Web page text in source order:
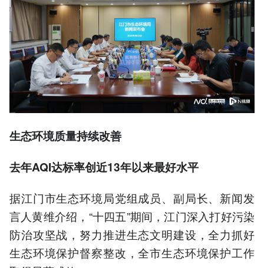
生态环境质量持续改善
去年AQI达标率创近13年以来最好水平
据江门市生态环境局党组成员、副局长、新闻发
言人黄维介绍，“十四五”期间，江门深入打好污染
防治攻坚战，努力推进生态文明建设，全力抓好
生态环境保护督察整改，全市生态环境保护工作